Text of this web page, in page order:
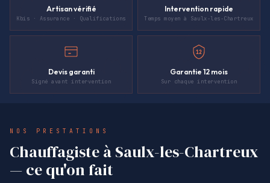
Artisan vérifié
Kbis · Assurance · Qualifications
Intervention rapide
Temps moyen à Saulx-les-Chartreux
Devis garanti
Signé avant intervention
12
Garantie 12 mois
Sur chaque intervention
NOS PRESTATIONS
Chauffagiste à Saulx-les-Chartreux
— ce qu'on fait